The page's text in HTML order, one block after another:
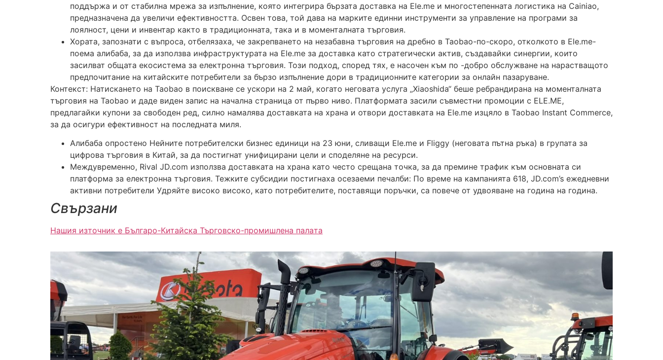
поддържа и от стабилна мрежа за изпълнение, която интегрира бързата доставка на Ele.me и многостепенната логистика на Cainiao,
предназначена да увеличи ефективността. Освен това, той дава на марките единни инструменти за управление на програми за
лоялност, цени и инвентар както в традиционната, така и в моменталната търговия.
Хората, запознати с въпроса, отбелязаха, че закрепването на незабавна търговия на дребно в Taobao-по-скоро, отколкото в Ele.me-
поема алибаба, за да използва инфраструктурата на Ele.me за доставка като стратегически актив, създавайки синергии, които
засилват общата екосистема за електронна търговия. Този подход, според тях, е насочен към по -добро обслужване на нарастващото
предпочитание на китайските потребители за бързо изпълнение дори в традиционните категории за онлайн пазаруване.
Контекст: Натискането на Taobao в поискване се ускори на 2 май, когато неговата услуга „Xiaoshida“ беше ребрандирана на моменталната
търговия на Taobao и даде виден запис на начална страница от първо ниво. Платформата засили съвместни промоции с ELE.ME,
предлагайки купони за свободен ред, силно намалява доставката на храна и отвори доставката на Ele.me изцяло в Taobao Instant Commerce,
за да осигури ефективност на последната миля.
Алибаба опростено Нейните потребителски бизнес единици на 23 юни, сливащи Ele.me и Fliggy (неговата пътна ръка) в групата за
цифрова търговия в Китай, за да постигнат унифицирани цели и споделяне на ресурси.
Междувременно, Rival JD.com използва доставката на храна като често срещана точка, за да премине трафик към основната си
платформа за електронна търговия. Тежките субсидии постигнаха осезаеми печалби: По време на кампанията 618, JD.com’s ежедневни
активни потребители Удряйте високо високо, като потребителите, поставящи поръчки, са повече от удвояване на година на година.
Свързани
Нашия източник е Българо-Китайска Търговско-промишлена палaта